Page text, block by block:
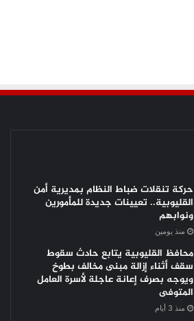
حركة تنقلات ضباط النظام بمديرية أمن
القليوبية.. تعيينات جديدة للمأمورين
ونوابهم
منذ يومين
محافظ القليوبية يتابع حادث سقوط
سقف أثناء إزالة مبنى مخالف بطوخ
ويوجه بصرف إعانة عاجلة لأسرة العامل
المتوفى
منذ 3 أيام